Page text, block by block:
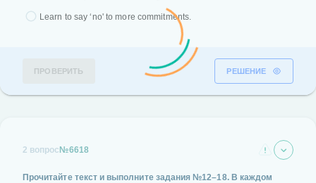
Learn to say ‘no' to more commitments.
ПРОВЕРИТЬ РЕШЕНИЕ
2 вопрос №6618
Прочитайте текст и выполните задания №12–18. В каждом